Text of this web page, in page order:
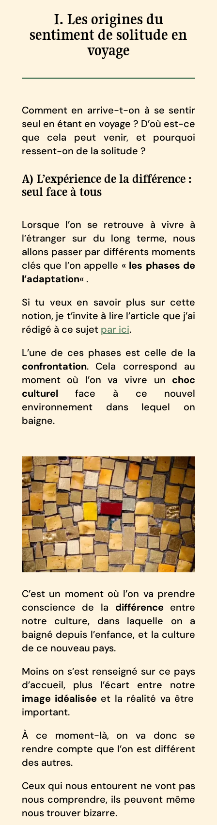
I. Les origines du
sentiment de solitude en
voyage
Comment en arrive-t-on à se sentir
seul en étant en voyage ? D’où est-ce
que cela peut venir, et pourquoi
ressent-on de la solitude ?
A) L’expérience de la différence :
seul face à tous
Lorsque l’on se retrouve à vivre à
l’étranger sur du long terme, nous
allons passer par différents moments
clés que l’on appelle « les phases de
l’adaptation« .
Si tu veux en savoir plus sur cette
notion, je t’invite à lire l’article que j’ai
rédigé à ce sujet par ici.
L’une de ces phases est celle de la
confrontation. Cela correspond au
moment où l’on va vivre un choc
culturel face à ce nouvel
environnement dans lequel on
baigne.
C’est un moment où l’on va prendre
conscience de la différenceentre
notre culture, dans laquelle on a
baigné depuis l’enfance, et la culture
de ce nouveau pays.
Moins on s’est renseigné sur ce pays
d’accueil, plus l’écart entre notre
image idéalisée et la réalité va être
important.
À ce moment-là, on va donc se
rendre compte que l’on est différent
des autres.
Ceux qui nous entourent ne vont pas
nous comprendre, ils peuvent même
nous trouver bizarre.